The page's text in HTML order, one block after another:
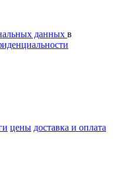
данных в
цены доставка и оплата